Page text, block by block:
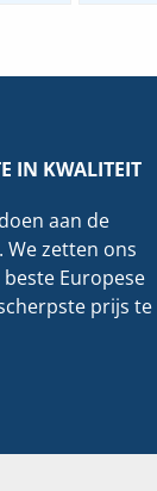
IN KWALITEIT
aan de
We zetten ons
Europese
prijs te